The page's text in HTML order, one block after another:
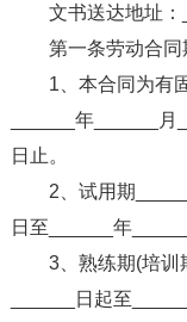
文书送达地址：
第一条劳动合同
1、本合同为有
______年______
日止。
2、试用期
日至______年
3、熟练期(培训
______日起至